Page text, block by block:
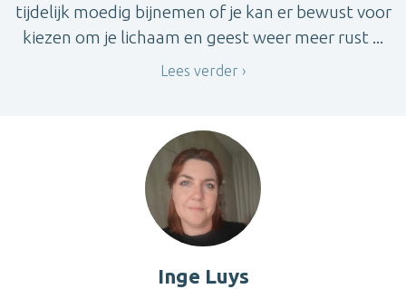
tijdelijk moedig bijnemen of je kan er bewust voor
kiezen om je lichaam en geest weer meer rust ...
Lees verder
Inge Luys